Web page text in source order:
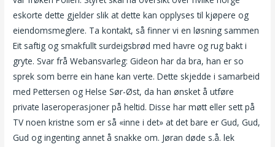
eskorte dette gjelder slik at dette kan opplyses til kjøpere og
eiendomsmeglere. Ta kontakt, så finner vi en løsning sammen
Eit saftig og smakfullt surdeigsbrød med havre og rug bakt i
gryte. Svar frå Webansvarleg: Gideon har da bra, han er so
sprek som berre ein hane kan verte. Dette skjedde i samarbeid
med Pettersen og Helse Sør-Øst, da han ønsket å utføre
private laseroperasjoner på heltid. Disse har møtt eller sett på
TV noen kristne som er så «inne i det» at det bare er Gud, Gud,
Gud og ingenting annet å snakke om. Jøran døde s.å. lek